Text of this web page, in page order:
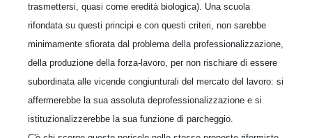
trasmettersi, quasi come eredità biologica). Una scuola
rifondata su questi principi e con questi criteri, non sarebbe
minimamente sfiorata dal problema della professionalizzazione,
della produzione della forza-lavoro, per non rischiare di essere
subordinata alle vicende congiunturali del mercato del lavoro: si
affermerebbe la sua assoluta deprofessionalizzazione e si
istituzionalizzerebbe la sua funzione di parcheggio.